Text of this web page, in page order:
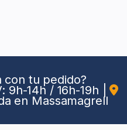
con tu pedido?
9h-14h / 16h-19h
en Massamagrell